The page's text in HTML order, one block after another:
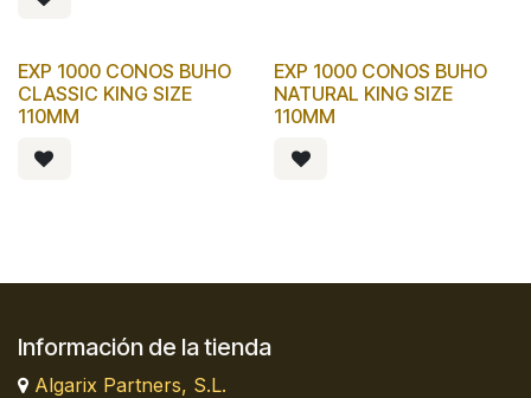
EXP 1000 CONOS BUHO
CLASSIC KING SIZE
110MM
EXP 1000 CONOS BUHO
NATURAL KING SIZE
110MM
Información de la tienda
Algarix Partners, S.L.